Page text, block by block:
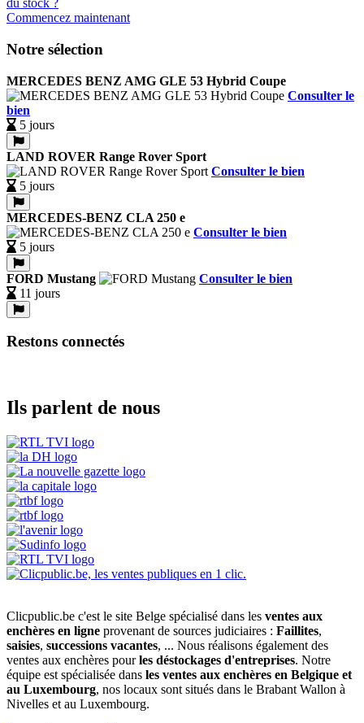
Commencez maintenant
Notre sélection
MERCEDES BENZ AMG GLE 53 Hybrid Coupe
Consulter le
bien
5 jours
LAND ROVER Range Rover Sport
Consulter le bien
5 jours
MERCEDES-BENZ CLA 250 e
Consulter le bien
5 jours
FORD Mustang
Consulter le bien
11 jours
Restons connectés
Ils parlent de nous
Clicpublic.be c'est le site Belge spécialisé dans les ventes aux
enchères en ligne provenant de sources judiciaires : Faillites,
saisies, successions vacantes, ... Nous réalisons également des
ventes aux enchères pourles déstockages d'entreprises. Notre
équipe est spécialisée dans les ventes aux enchères en Belgique et
au Luxembourg, nos locaux sont situés dans le Brabant Wallon à
Nivelles et au Luxembourg.